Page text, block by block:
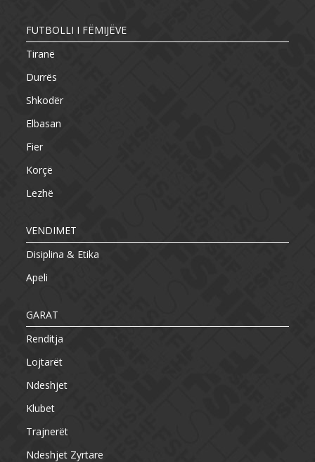
FUTBOLLI I FËMIJËVE
Tiranë
Durrës
Shkodër
Elbasan
Fier
Korçë
Lezhë
VENDIMET
Disiplina & Etika
Apeli
GARAT
Renditja
Lojtarët
Ndeshjet
Klubet
Trajnerët
Ndeshjet Zyrtare